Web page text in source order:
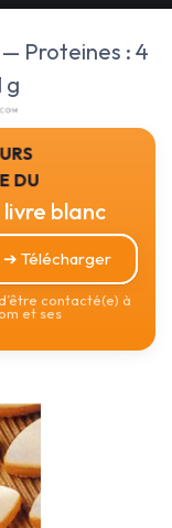
— Proteines : 4
g
du
blanc
➔ Télécharger
contacté(e) à
et ses